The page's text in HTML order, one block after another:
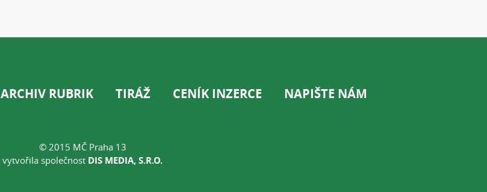
ARCHIV RUBRIK TIRÁŽ CENÍK INZERCE NAPIŠTE NÁM
© 2015 MČ Praha 13
vytvořila společnost DIS MEDIA, S.R.O.